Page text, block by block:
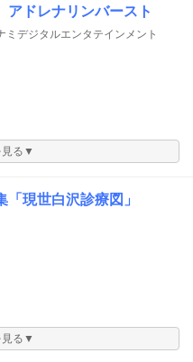
ドレナリンバースト
ミデジタルエンタテインメント
見る▼
現世白沢診療図」
見る▼